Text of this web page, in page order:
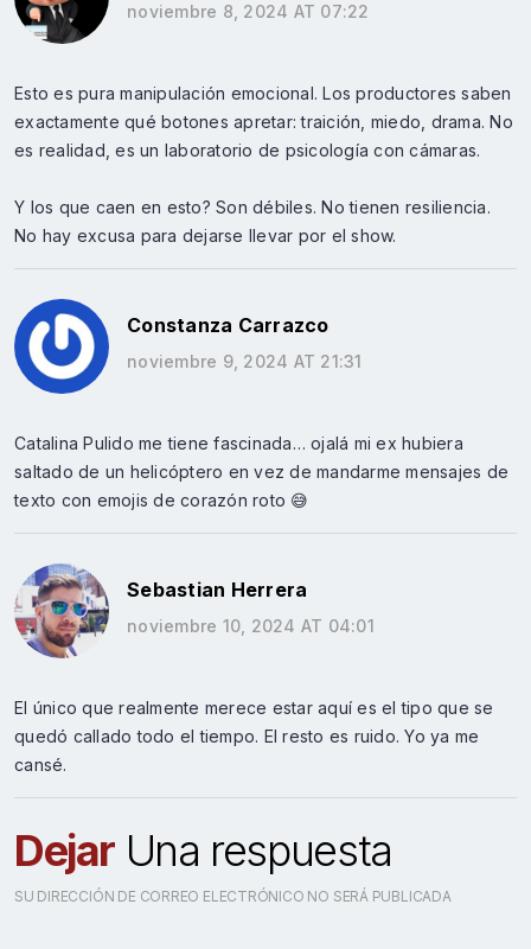
noviembre 8, 2024 AT 07:22
Esto es pura manipulación emocional. Los productores saben
exactamente qué botones apretar: traición, miedo, drama. No
es realidad, es un laboratorio de psicología con cámaras.
Y los que caen en esto? Son débiles. No tienen resiliencia.
No hay excusa para dejarse llevar por el show.
Constanza Carrazco
noviembre 9, 2024 AT 21:31
Catalina Pulido me tiene fascinada… ojalá mi ex hubiera
saltado de un helicóptero en vez de mandarme mensajes de
texto con emojis de corazón roto 😅
Sebastian Herrera
noviembre 10, 2024 AT 04:01
El único que realmente merece estar aquí es el tipo que se
quedó callado todo el tiempo. El resto es ruido. Yo ya me
cansé.
Dejar Una respuesta
SU DIRECCIÓN DE CORREO ELECTRÓNICO NO SERÁ PUBLICADA